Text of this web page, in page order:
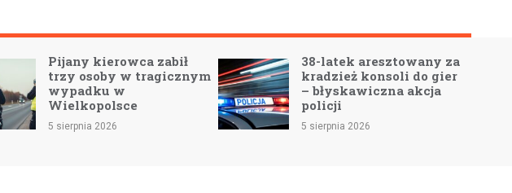
Pijany kierowca zabił
trzy osoby w tragicznym
wypadku w
Wielkopolsce
5 sierpnia 2026
38-latek aresztowany za
kradzież konsoli do gier
– błyskawiczna akcja
policji
5 sierpnia 2026